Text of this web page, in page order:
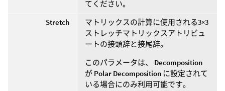
てください。
Stretch
マトリックスの計算に使用される3×3
ストレッチマトリックスアトリビュ
ートの接頭辞と接尾辞。
このパラメータは、 Decomposition
が Polar Decomposition に設定されて
いる場合にのみ利用可能です。